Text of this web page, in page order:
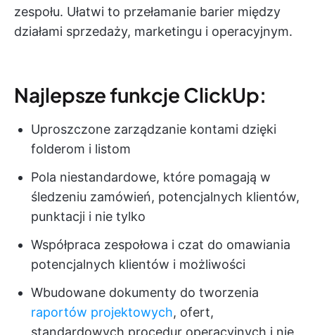
zespołu. Ułatwi to przełamanie barier między
działami sprzedaży, marketingu i operacyjnym.
Najlepsze funkcje ClickUp:
Uproszczone zarządzanie kontami dzięki
folderom i listom
Pola niestandardowe, które pomagają w
śledzeniu zamówień, potencjalnych klientów,
punktacji i nie tylko
Współpraca zespołowa i czat do omawiania
potencjalnych klientów i możliwości
Wbudowane dokumenty do tworzenia
raportów projektowych, ofert,
standardowych procedur operacyjnych i nie